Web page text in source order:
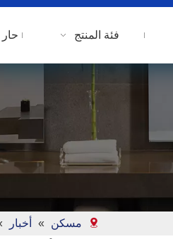
فئة المنتج حار
مسكن » أخبار